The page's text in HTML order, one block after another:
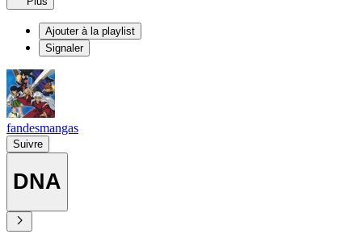
Ajouter à la playlist
Signaler
fandesmangas
Suivre
DNA